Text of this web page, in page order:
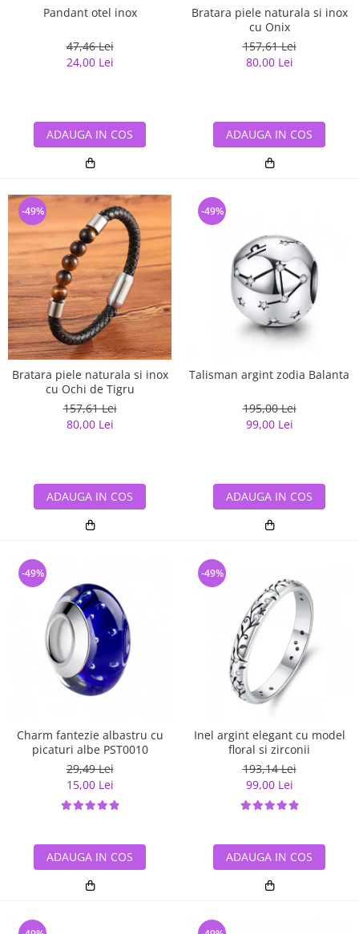
Pandant otel inox
47,46 Lei
24,00 Lei
ADAUGA IN COS
Bratara piele naturala si inox
cu Onix
157,61 Lei
80,00 Lei
ADAUGA IN COS
Bratara piele naturala si inox
cu Ochi de Tigru
157,61 Lei
80,00 Lei
-49%
ADAUGA IN COS
Talisman argint zodia Balanta
195,00 Lei
99,00 Lei
-49%
ADAUGA IN COS
Charm fantezie albastru cu
picaturi albe PST0010
29,49 Lei
15,00 Lei
-49%
ADAUGA IN COS
Inel argint elegant cu model
floral si zirconii
193,14 Lei
99,00 Lei
-49%
ADAUGA IN COS